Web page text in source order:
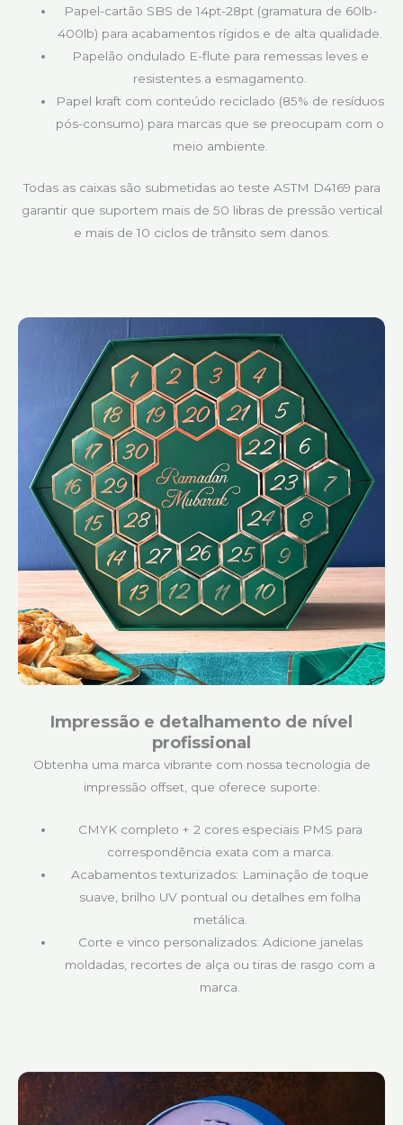
Papel-cartão SBS de 14pt-28pt (gramatura de 60lb-
400lb) para acabamentos rígidos e de alta qualidade.
Papelão ondulado E-flute para remessas leves e
resistentes a esmagamento.
Papel kraft com conteúdo reciclado (85% de resíduos
pós-consumo) para marcas que se preocupam com o
meio ambiente.
Todas as caixas são submetidas ao teste ASTM D4169 para
garantir que suportem mais de 50 libras de pressão vertical
e mais de 10 ciclos de trânsito sem danos.
Impressão e detalhamento de nível
profissional
Obtenha uma marca vibrante com nossa tecnologia de
impressão offset, que oferece suporte:
CMYK completo + 2 cores especiais PMS para
correspondência exata com a marca.
Acabamentos texturizados: Laminação de toque
suave, brilho UV pontual ou detalhes em folha
metálica.
Corte e vinco personalizados: Adicione janelas
moldadas, recortes de alça ou tiras de rasgo com a
marca.